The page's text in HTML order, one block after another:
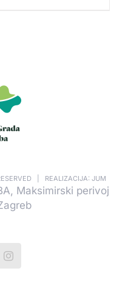
| REALIZACIJA: JUM
Maksimirski perivoj